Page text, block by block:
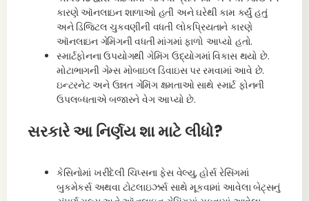
કારણે ઑનલાઇન શાળાઓ હતી અને ઘરેથી કામ કર્યું હતું
અને ડિજિટલ ચુકવણીની વધતી લોકપ્રિયતાને કારણે
ઑનલાઇન ગેમિંગની વધતી માંગમાં ફાળો આપ્યો હતો.
સ્માર્ટફોનના ઉપયોગથી ગેમિંગ ઉદ્યોગમાં વિકાસ થયો છે.
મોટાભાગની ગેમ્સ મોબાઇલ ડિવાઇસ પર રમવામાં આવે છે.
ઇન્ટરનેટ અને ઉન્નત ગેમિંગ ક્ષમતાઓ સાથે સ્માર્ટ ફોનની
ઉપલબ્ધતાએ બજારને વેગ આપ્યો છે.
સરકારે આ નિર્ણય શા માટે લીધો?
કેસિનોમાં ખરીદેલી ચિપ્સના ફેસ વેલ્યુ, હોર્સ રેસિંગમાં
બુકમેકર્સ અથવા ટોટલાઇઝર્સ સાથે મૂકવામાં આવેલા બેટ્સનું